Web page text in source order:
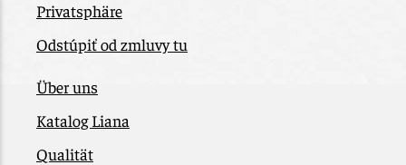
Privatsphäre
Odstúpiť od zmluvy tu
Über uns
Katalog Liana
Qualität